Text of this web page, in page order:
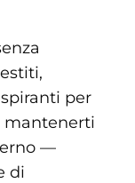
per
mantenerti
—
di